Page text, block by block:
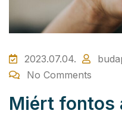
2023.07.04.
No Comments
Miért fontos